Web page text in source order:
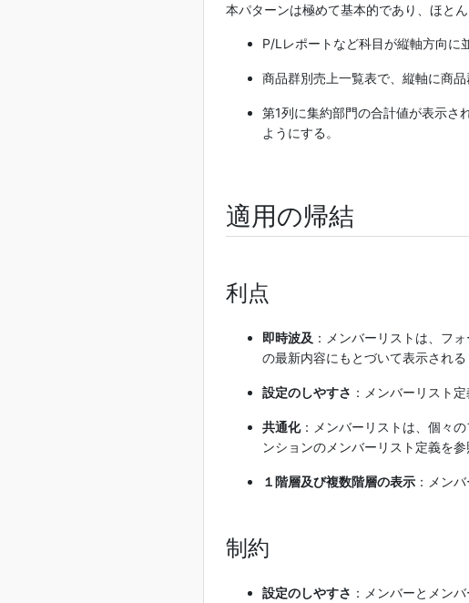
本パターンは極めて基本的であり、ほと
P/Lレポートなど科目が縦軸方向に
商品群別売上一覧表で、縦軸に商
第1列に集約部門の合計値が表示さ
ようにする。
適用の帰結
利点
即時波及 ：メンバーリストは、フ
の最新内容にもとづいて表示される
設定のしやすさ ：メンバーリスト
共通化：メンバーリストは、個々
ンションのメンバーリスト定義を
１階層及び複数階層の表示 ：メン
制約
設定のしやすさ ：メンバーとメン